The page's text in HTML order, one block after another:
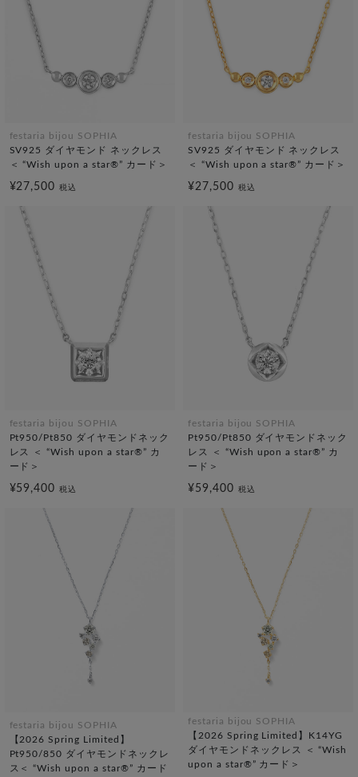
festaria bijou SOPHIA
SV925 ダイヤモンド ネックレス
＜ “Wish upon a star®” カード＞
¥27,500税込
festaria bijou SOPHIA
SV925 ダイヤモンド ネックレス
＜ “Wish upon a star®” カード＞
¥27,500 税込
festaria bijou SOPHIA
Pt950/Pt850 ダイヤモンドネック
レス ＜ “Wish upon a star®” カ
ード＞
¥59,400税込
festaria bijou SOPHIA
Pt950/Pt850 ダイヤモンドネック
レス ＜ “Wish upon a star®” カ
ード＞
¥59,400 税込
festaria bijou SOPHIA
【2026 Spring Limited】
Pt950/850 ダイヤモンドネックレ
ス＜ “Wish upon a star®” カード
festaria bijou SOPHIA
【2026 Spring Limited】K14YG
ダイヤモンドネックレス ＜ “Wish
upon a star®” カード＞